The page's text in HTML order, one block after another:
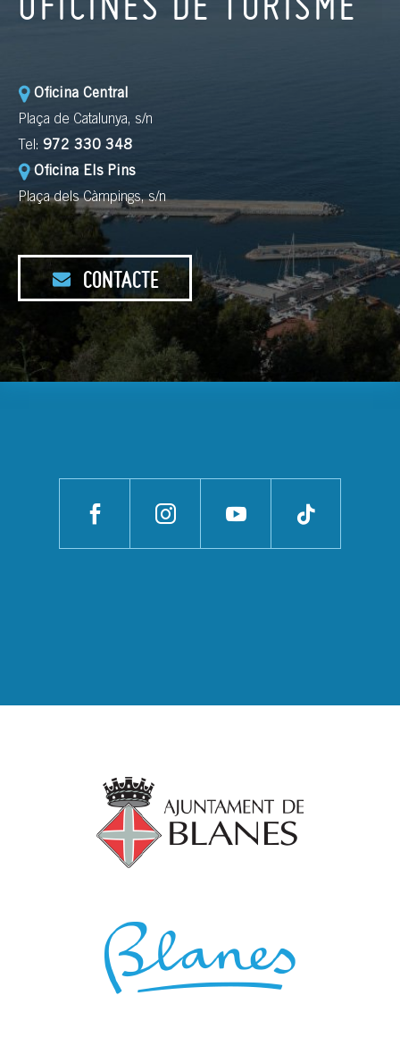
Oficina Central
Plaça de Catalunya, s/n
Tel: 972 330 348
Oficina Els Pins
Plaça dels Càmpings, s/n
CONTACTE